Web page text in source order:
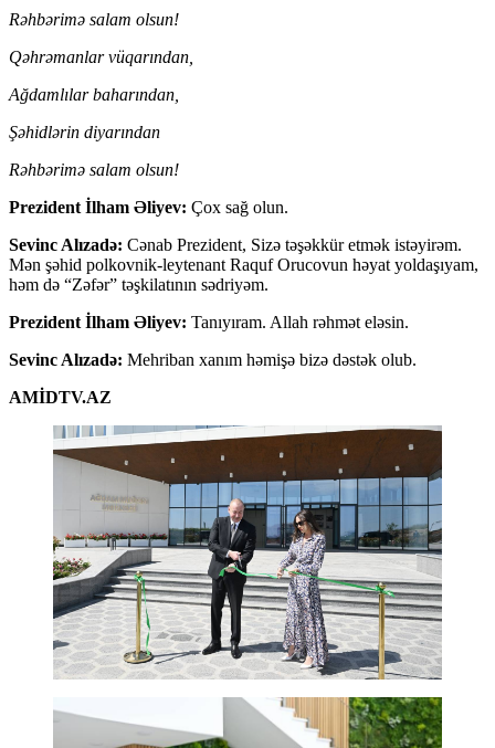
Rəhbərimə salam olsun!
Qəhrəmanlar vüqarından,
Ağdamlılar baharından,
Şəhidlərin diyarından
Rəhbərimə salam olsun!
Prezident İlham Əliyev: Çox sağ olun.
Sevinc Alızadə: Cənab Prezident, Sizə təşəkkür etmək istəyirəm.
Mən şəhid polkovnik-leytenant Raquf Orucovun həyat yoldaşıyam,
həm də “Zəfər” təşkilatının sədriyəm.
Prezident İlham Əliyev: Tanıyıram. Allah rəhmət eləsin.
Sevinc Alızadə: Mehriban xanım həmişə bizə dəstək olub.
AMİDTV.AZ